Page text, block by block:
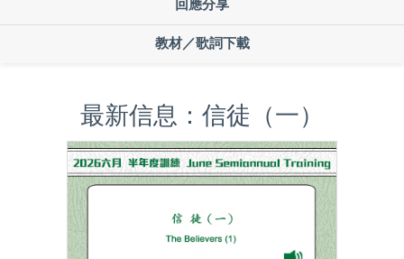
回應分享
教材／歌詞下載
最新信息：信徒（一）